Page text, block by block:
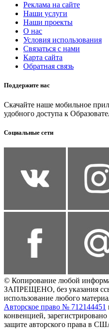
Реклама на сайте
Наши услуги
Наши проекты
О нас
Условия использования
Связаться с нами
Карта сайта
Обратная связь
Поддержите нас
Скачайте наше мобильное
удобного доступа к
Социальные сети
© Копирование любой
ЗАПРЕЩЕНО, без указания
использование любого
Авторское право № 712144451
конвенцией,
защите авторского права в